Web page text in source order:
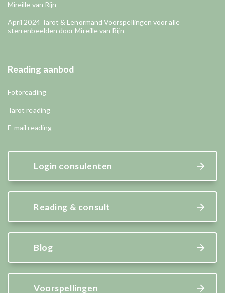
Mireille van Rijn
April 2024 Tarot & Lenormand Voorspellingen voor alle
sterrenbeelden door Mireille van Rijn
Reading aanbod
Fotoreading
Tarot reading
E-mail reading
Login consulenten
Reading & consult
Blog
Voorspellingen